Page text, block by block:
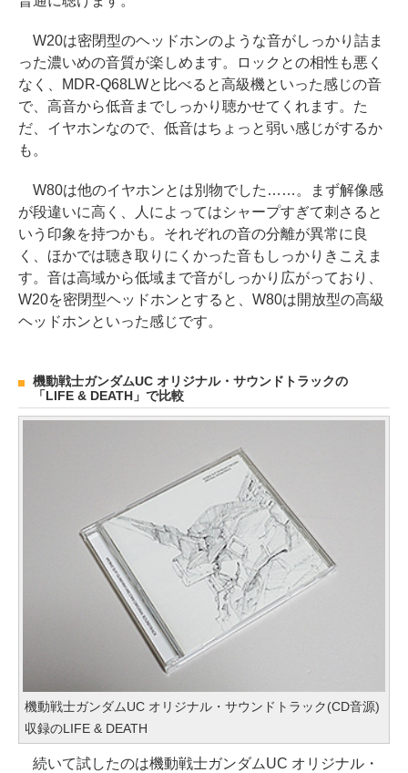
W20は密閉型のヘッドホンのような音がしっかり詰ま
った濃いめの音質が楽しめます。ロックとの相性も悪く
なく、MDR-Q68LWと比べると高級機といった感じの音
で、高音から低音までしっかり聴かせてくれます。た
だ、イヤホンなので、低音はちょっと弱い感じがするか
も。
W80は他のイヤホンとは別物でした……。まず解像感
が段違いに高く、人によってはシャープすぎて刺さると
いう印象を持つかも。それぞれの音の分離が異常に良
く、ほかでは聴き取りにくかった音もしっかりきこえま
す。音は高域から低域まで音がしっかり広がっており、
W20を密閉型ヘッドホンとすると、W80は開放型の高級
ヘッドホンといった感じです。
機動戦士ガンダムUC オリジナル・サウンドトラックの
「LIFE & DEATH」で比較
機動戦士ガンダムUC オリジナル・サウンドトラック(CD音源)
収録のLIFE & DEATH
続いて試したのは機動戦士ガンダムUC オリジナル・